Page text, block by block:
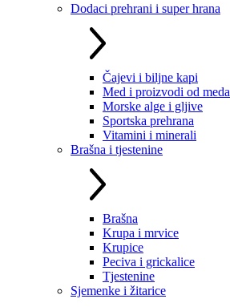
Dodaci prehrani i super hrana
Čajevi i biljne kapi
Med i proizvodi od meda
Morske alge i gljive
Sportska prehrana
Vitamini i minerali
Brašna i tjestenine
Brašna
Krupa i mrvice
Krupice
Peciva i grickalice
Tjestenine
Sjemenke i žitarice